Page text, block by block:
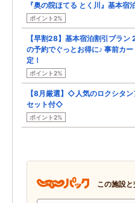
『奥の院ほてる とく川』基本宿
ポイント2%
【早割28】基本宿泊割引プラン
の予約でぐっとお得に♪ 事前カ
定！
ポイント2%
【8月厳選】◇人気のロクシタン
セット付◇
ポイント2%
この施設